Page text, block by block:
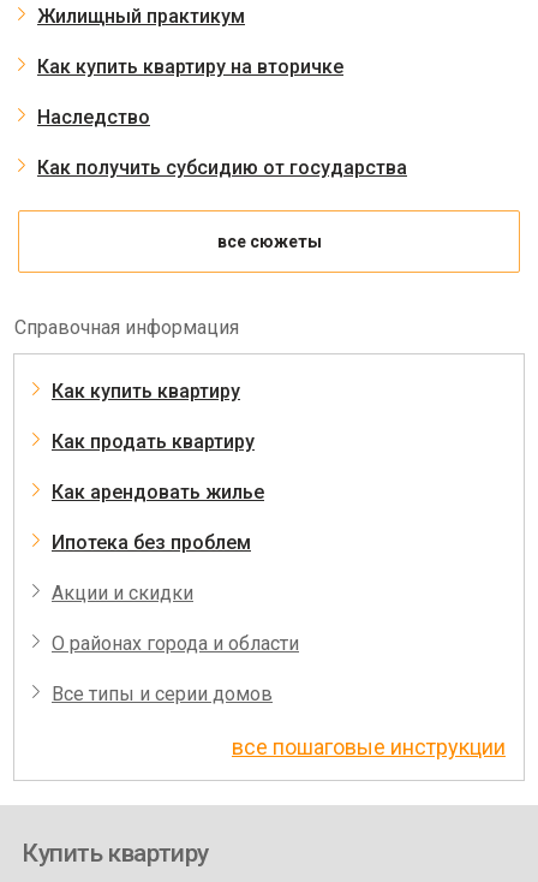
Жилищный практикум
Как купить квартиру на вторичке
Наследство
Как получить субсидию от государства
все сюжеты
Справочная информация
Как купить квартиру
Как продать квартиру
Как арендовать жилье
Ипотека без проблем
Акции и скидки
О районах города и области
Все типы и серии домов
все пошаговые инструкции
Купить квартиру